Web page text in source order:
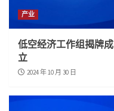
产业
低空经济工作组揭牌成
立
2024 年 10 月 30 日